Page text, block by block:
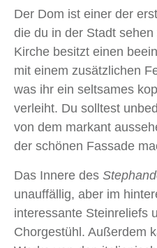
Der Dom ist einer der
die du in der Stadt
Kirche besitzt einen
mit einem zusätzlichen
was ihr ein seltsames
verleiht. Du solltest
von dem markant
der schönen Fassade
Das Innere des
unauffällig, aber im
interessante Steinreliefs
Chorgestühl. Außerdem